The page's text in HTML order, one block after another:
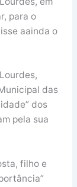
para o
aainda o
das
dos
pela sua
filho e